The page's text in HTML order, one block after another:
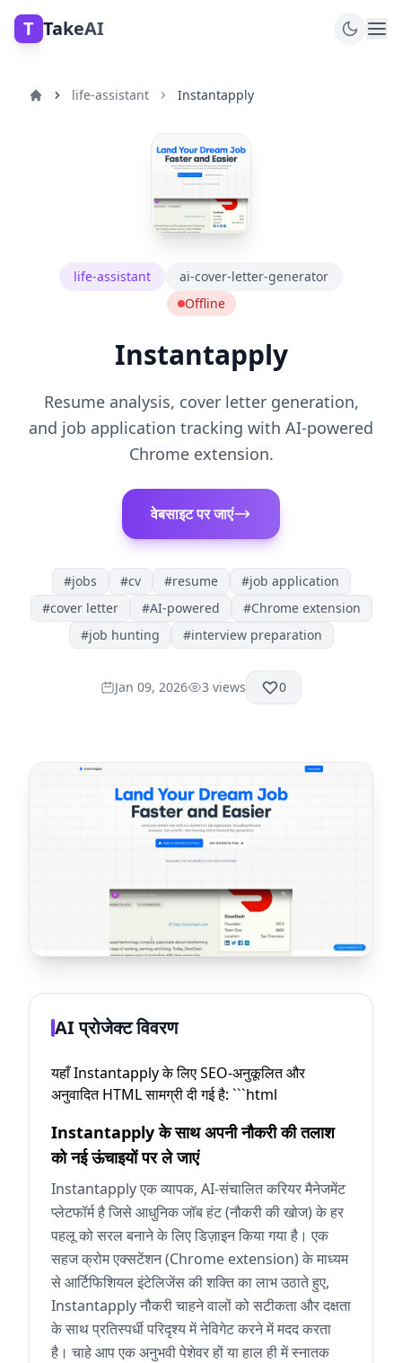
T TakeAI
life-assistant Instantapply
life-assistant
ai-cover-letter-generator
Offline
Instantapply
Resume analysis, cover letter generation,
and job application tracking with AI-powered
Chrome extension.
वेबसाइट पर जाएं
#jobs #cv #resume #job application
#cover letter #AI-powered #Chrome extension
#job hunting #interview preparation
Jan 09, 2026 3 views 0
AI प्रोजेक्ट विवरण
यहाँ Instantapply के लिए SEO-अनुकूलित और
अनुवादित HTML सामग्री दी गई है: ```html
Instantapply के साथ अपनी नौकरी की तलाश
को नई ऊंचाइयों पर ले जाएं
Instantapply एक व्यापक, AI-संचालित करियर मैनेजमेंट
प्लेटफॉर्म है जिसे आधुनिक जॉब हंट (नौकरी की खोज) के हर
पहलू को सरल बनाने के लिए डिज़ाइन किया गया है। एक
सहज क्रोम एक्सटेंशन (Chrome extension) के माध्यम
से आर्टिफिशियल इंटेलिजेंस की शक्ति का लाभ उठाते हुए,
Instantapply नौकरी चाहने वालों को सटीकता और दक्षता
के साथ प्रतिस्पर्धी परिदृश्य में नेविगेट करने में मदद करता
है। चाहे आप एक अनुभवी पेशेवर हों या हाल ही में स्नातक